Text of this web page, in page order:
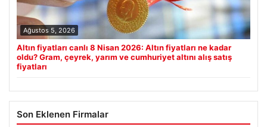
Ağustos 5, 2026
Altın fiyatları canlı 8 Nisan 2026: Altın fiyatları ne kadar
oldu? Gram, çeyrek, yarım ve cumhuriyet altını alış satış
fiyatları
Son Eklenen Firmalar